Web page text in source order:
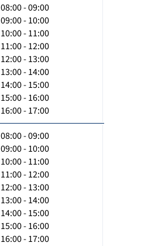
08:00 - 09:00
09:00 - 10:00
10:00 - 11:00
11:00 - 12:00
12:00 - 13:00
13:00 - 14:00
14:00 - 15:00
15:00 - 16:00
16:00 - 17:00
08:00 - 09:00
09:00 - 10:00
10:00 - 11:00
11:00 - 12:00
12:00 - 13:00
13:00 - 14:00
14:00 - 15:00
15:00 - 16:00
16:00 - 17:00